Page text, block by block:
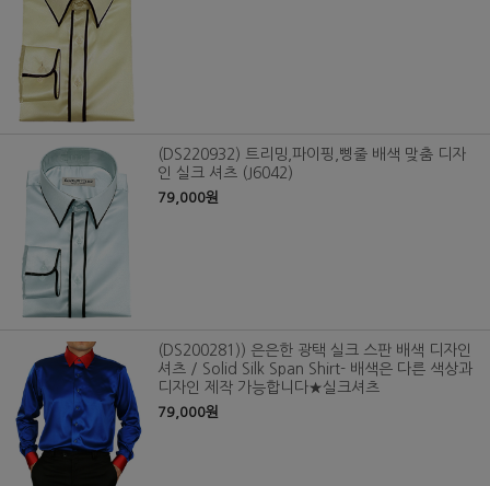
(DS220932) 트리밍,파이핑,삥줄 배색 맞춤 디자
인 실크 셔츠 (J6042)
79,000원
(DS200281)) 은은한 광택 실크 스판 배색 디자인
셔츠 / Solid Silk Span Shirt- 배색은 다른 색상과
디자인 제작 가능합니다★실크셔츠
79,000원